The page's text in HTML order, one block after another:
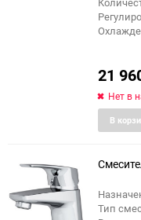
21
Нет в
В
Тип